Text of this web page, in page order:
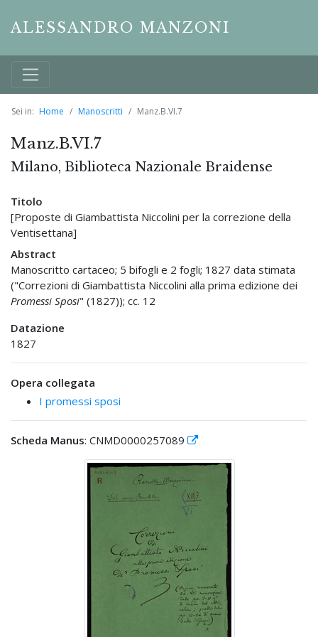
ALESSANDRO MANZONI
Sei in: Home Manoscritti Manz.B.VI.7
Manz.B.VI.7
Milano, Biblioteca Nazionale Braidense
Titolo
[Proposte di Giambattista Niccolini per la correzione della
Ventisettana]
Abstract
Manoscritto cartaceo; 5 bifogli e 2 fogli; 1827 data stimata
("Correzioni di Giambattista Niccolini alla prima edizione dei
Promessi Sposi" (1827)); cc. 12
Datazione
1827
Opera collegata
I promessi sposi
Scheda Manus: CNMD0000257089